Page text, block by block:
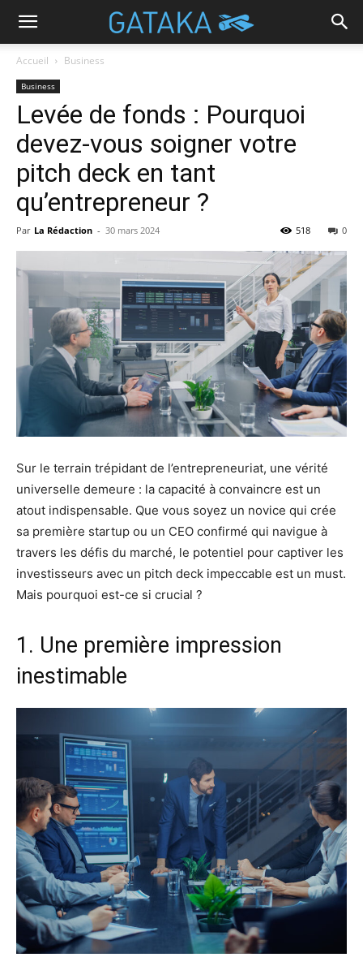
Accueil Business
Business
Levée de fonds : Pourquoi
devez-vous soigner votre
pitch deck en tant
qu’entrepreneur ?
Par La Rédaction - 30 mars 2024 0
518
Sur le terrain trépidant de l’entrepreneuriat, une vérité
universelle demeure : la capacité à convaincre est un
atout indispensable. Que vous soyez un novice qui crée
sa première startup ou un CEO confirmé qui navigue à
travers les défis du marché, le potentiel pour captiver les
investisseurs avec un pitch deck impeccable est un must.
Mais pourquoi est-ce si crucial ?
1. Une première impression
inestimable